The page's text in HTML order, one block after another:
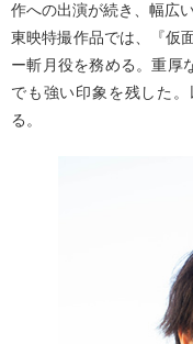
作への出演が続き、幅広
東映特撮作品では、『仮
ー斬月役を務める。重厚
でも強い印象を残した
る。